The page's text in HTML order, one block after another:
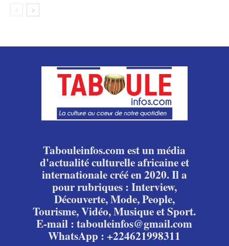
Tabouleinfos.com est un média
d'actualité culturelle africaine et
internationale créé en 2020. Il a
pour rubriques : Interview,
Découverte, Mode, People,
Tourisme, Vidéo, Musique et Sport.
E-mail : tabouleinfos@gmail.com
WhatsApp : +224621998311